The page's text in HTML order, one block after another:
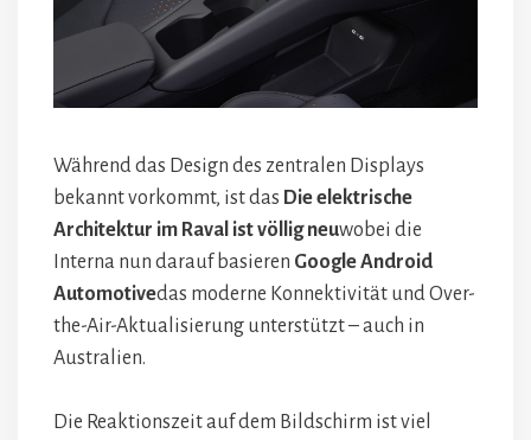
Während das Design des zentralen Displays
bekannt vorkommt, ist das Die elektrische
Architektur im Raval ist völlig neuwobei die
Interna nun darauf basieren Google Android
Automotivedas moderne Konnektivität und Over-
the-Air-Aktualisierung unterstützt – auch in
Australien.
Die Reaktionszeit auf dem Bildschirm ist viel